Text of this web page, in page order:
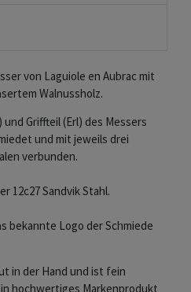
von Laguiole en Aubrac mit
Walnussholz.
Griffteil (Erl) des Messers
und mit jeweils drei
verbunden.
12c27 Sandvik Stahl.
bekannte Logo der Schmiede
in der Hand und ist fein
hochwertiges Markenprodukt